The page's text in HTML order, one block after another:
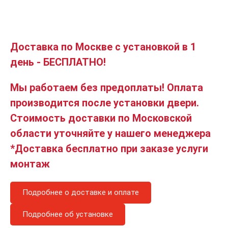
Доставка по Москве с установкой в 1
день - БЕСПЛАТНО!
Мы работаем без предоплаты! Оплата
производится после установки двери.
Стоимость доставки по Московской
области уточняйте у нашего менеджера
*Доставка бесплатно при заказе услуги
монтаж
Подробнее о доставке и оплате
Подробнее об установке